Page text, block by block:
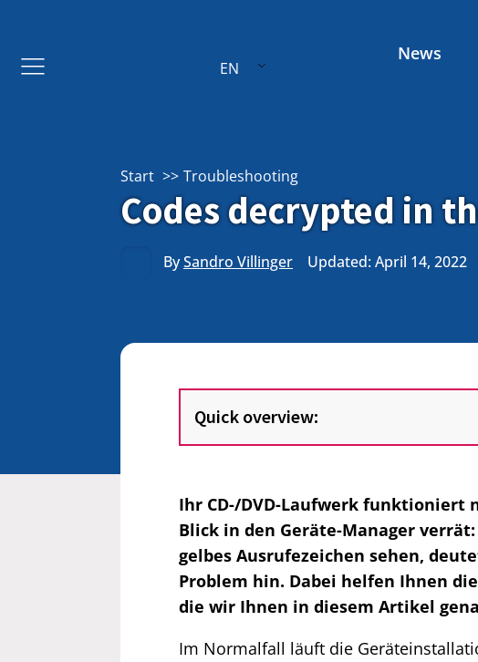
EN
News
Start Troubleshooting
Codes decrypted in
BySandro Villinger Updated: April 14, 2022
Quick overview:
Ihr CD-/DVD-Laufwerk funktioniert
Blick in den Geräte-Manager
gelbes Ausrufezeichen sehen,
Problem hin. Dabei helfen Ihnen
die wir Ihnen in diesem Artikel
Im Normalfall läuft die